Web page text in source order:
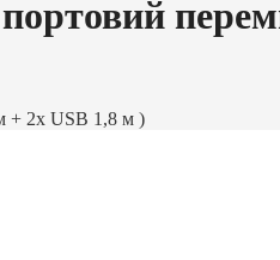
+ 2x USB 1,8 м )